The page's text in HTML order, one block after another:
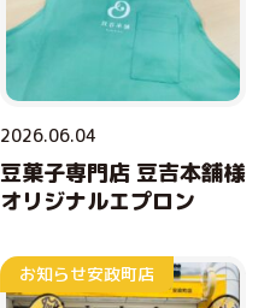
2026.06.04
豆菓子専門店 豆吉本舗様
オリジナルエプロン
お知らせ安政町店